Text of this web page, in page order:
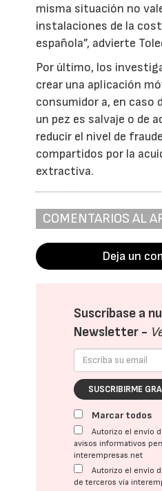
misma situación no
instalaciones de la
española”, advierte
Por último, los
crear una aplicación
consumidor a, en caso
un pez es salvaje o de
reducir el nivel de
compartidos por la
extractiva.
COMENTARIOS AL
Deja un
Suscríbase a
Newsletter -
SUSCRIBIRME
Marcar todos
Autorizo el envío
avisos informativos
interempresas.net
Autorizo el envío
de terceros vía